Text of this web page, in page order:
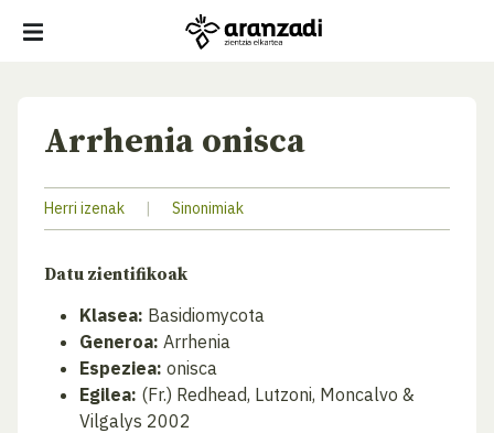
Arrhenia onisca
Herri izenak | Sinonimiak
Datu zientifikoak
Klasea: Basidiomycota
Generoa: Arrhenia
Espeziea: onisca
Egilea: (Fr.) Redhead, Lutzoni, Moncalvo &
Vilgalys 2002